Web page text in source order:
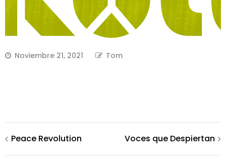
Noviembre 21, 2021 Tom
Navegación
Peace Revolution Voces que Despiertan